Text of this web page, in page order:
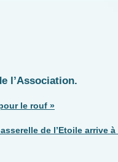
l’Association.
le rouf »
de l’Etoile arrive à